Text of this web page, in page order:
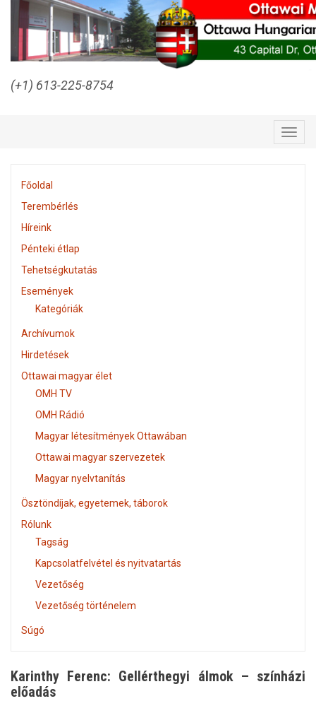
(+1) 613-225-8754
Főoldal
Terembérlés
Híreink
Pénteki étlap
Tehetségkutatás
Események
Kategóriák
Archívumok
Hirdetések
Ottawai magyar élet
OMH TV
OMH Rádió
Magyar létesítmények Ottawában
Ottawai magyar szervezetek
Magyar nyelvtanítás
Ösztöndíjak, egyetemek, táborok
Rólunk
Tagság
Kapcsolatfelvétel és nyitvatartás
Vezetőség
Vezetőség történelem
Súgó
Karinthy Ferenc: Gellérthegyi álmok – színházi
előadás